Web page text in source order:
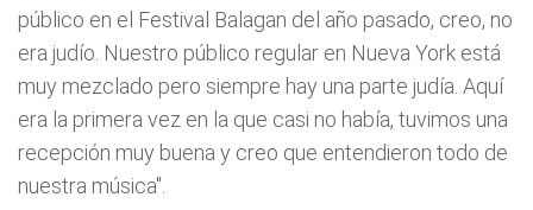
público en el Festival Balagan del año pasado, creo, no
era judío. Nuestro público regular en Nueva York está
muy mezclado pero siempre hay una parte judía. Aquí
era la primera vez en la que casi no había, tuvimos una
recepción muy buena y creo que entendieron todo de
nuestra música".